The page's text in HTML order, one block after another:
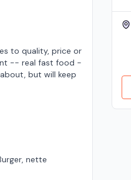
to quality, price or
-- real fast food -
but will keep
nette